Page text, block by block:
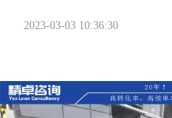
2023-03-03 10:36:30